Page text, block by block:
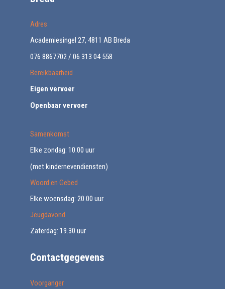
Adres
Academiesingel 27, 4811 AB Breda
076 8867702 / 06 313 04 558
Bereikbaarheid
Eigen vervoer
Openbaar vervoer
Samenkomst
Elke zondag: 10.00 uur
(met kindernevendiensten)
Woord en Gebed
Elke woensdag: 20.00 uur
Jeugdavond
Zaterdag: 19.30 uur
Contactgegevens
Voorganger